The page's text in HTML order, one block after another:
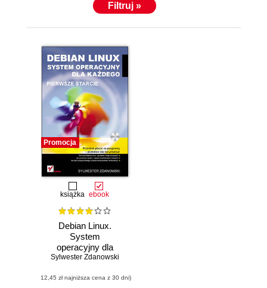
Filtruj »
Promocja
książka ebook
Debian Linux.
System
operacyjny dla
każdego. Pierwsze
Sylwester Zdanowski
(12,45 zł najniższa cena z 30 dni)